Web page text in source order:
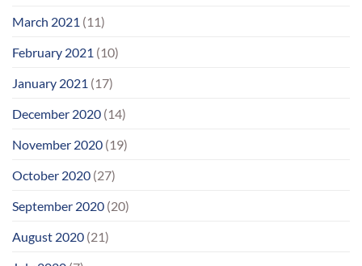
March 2021 (11)
February 2021 (10)
January 2021 (17)
December 2020 (14)
November 2020 (19)
October 2020 (27)
September 2020 (20)
August 2020 (21)